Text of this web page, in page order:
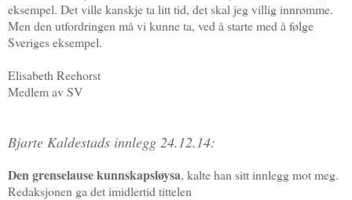
eksempel. Det ville kanskje ta litt tid, det skal jeg villig innrømme.
Men den utfordringen må vi kunne ta, ved å starte med å følge
Sveriges eksempel.
Elisabeth Reehorst
Medlem av SV
Bjarte Kaldestads innlegg 24.12.14:
Den grenselause kunnskapsløysa, kalte han sitt innlegg mot meg.
Redaksjonen ga det imidlertid tittelen